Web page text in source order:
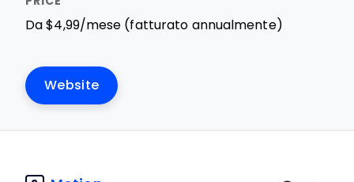
Da $4,99/mese (fatturato annualmente)
Website